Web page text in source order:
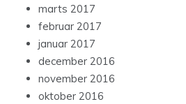
marts 2017
februar 2017
januar 2017
december 2016
november 2016
oktober 2016